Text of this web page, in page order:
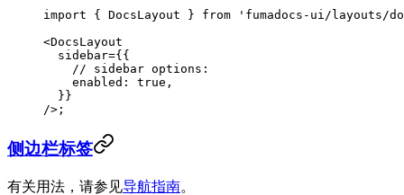
import { DocsLayout } from 'fumadocs-ui/layouts/
<DocsLayout
  sidebar
={{
    // sidebar options:
    enabled:
true ,
  }}
/>;
侧边栏标签
有关用法，请参见导航指南。